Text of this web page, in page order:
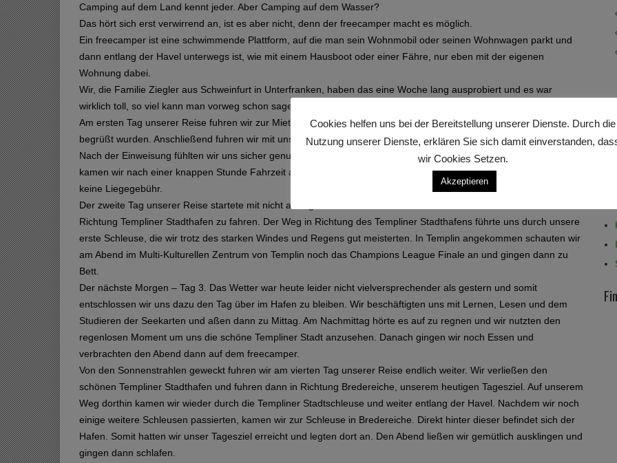
Camping auf dem Land kennt jeder. Aber Camping auf dem Wasser?
Das hört sich erst verwirrend an, ist es aber nicht, denn der freecamper macht es möglich.
Ein freecamper ist eine schwimmende Plattform, auf die man sein Wohnmobil oder seinen Wohnwagen parkt und
dann entlang der Havel unterwegs ist, wie mit einem Hausboot oder einer Fähre, nur eben mit der eigenen
Wohnung dabei.
Wir, die Familie Ziegler aus Schweinfurt in Unterfranken, haben das eine Woche lang ausprobiert und es war
wirklich toll, so viel kann man vorweg schon sagen.
Am ersten Tag unserer Reise fuhren wir zur Mietbasis des freecampers, wo wir freundlich von Markus Frielinghaus
begrüßt wurden. Anschließend fuhren wir mit unserem Wohnmobil auf die Plattform und erhielten eine Einweisung.
Nach der Einweisung fühlten wir uns sicher genug und fuhren alleine Richtung Burgwall, unserem ersten Ziel. Dort
kamen wir nach einer knappen Stunde Fahrzeit an. Wir aßen im „Gasthaus zur Fähre“ zu Abend und hatten somit
keine Liegegebühr.
Der zweite Tag unserer Reise startete mit nicht allzu gutem Wetter. Dennoch entschlossen wir uns dazu weiter in
Richtung Templiner Stadthafen zu fahren. Der Weg in Richtung des Templiner Stadthafens führte uns durch unsere
erste Schleuse, die wir trotz des starken Windes und Regens gut meisterten. In Templin angekommen schauten wir
am Abend im Multi-Kulturellen Zentrum von Templin noch das Champions League Finale an und gingen dann zu
Bett.
Der nächste Morgen – Tag 3. Das Wetter war heute leider nicht vielversprechender als gestern und somit
entschlossen wir uns dazu den Tag über im Hafen zu bleiben. Wir beschäftigten uns mit Lernen, Lesen und dem
Studieren der Seekarten und aßen dann zu Mittag. Am Nachmittag hörte es auf zu regnen und wir nutzten den
regenlosen Moment um uns die schöne Templiner Stadt anzusehen. Danach gingen wir noch Essen und
verbrachten den Abend dann auf dem freecamper.
Von den Sonnenstrahlen geweckt fuhren wir am vierten Tag unserer Reise endlich weiter. Wir verließen den
schönen Templiner Stadthafen und fuhren dann in Richtung Bredereiche, unserem heutigen Tagesziel. Auf unserem
Weg dorthin kamen wir wieder durch die Templiner Stadtschleuse und weiter entlang der Havel. Nachdem wir noch
einige weitere Schleusen passierten, kamen wir zur Schleuse in Bredereiche. Direkt hinter dieser befindet sich der
Hafen. Somit hatten wir unser Tagesziel erreicht und legten dort an. Den Abend ließen wir gemütlich ausklingen und
gingen dann schlafen.
Cookies helfen uns bei der Bereitstellung unserer Dienste. Durch die
Nutzung unserer Dienste, erklären Sie sich damit einverstanden,
wir Cookies Setzen.
Akzeptieren